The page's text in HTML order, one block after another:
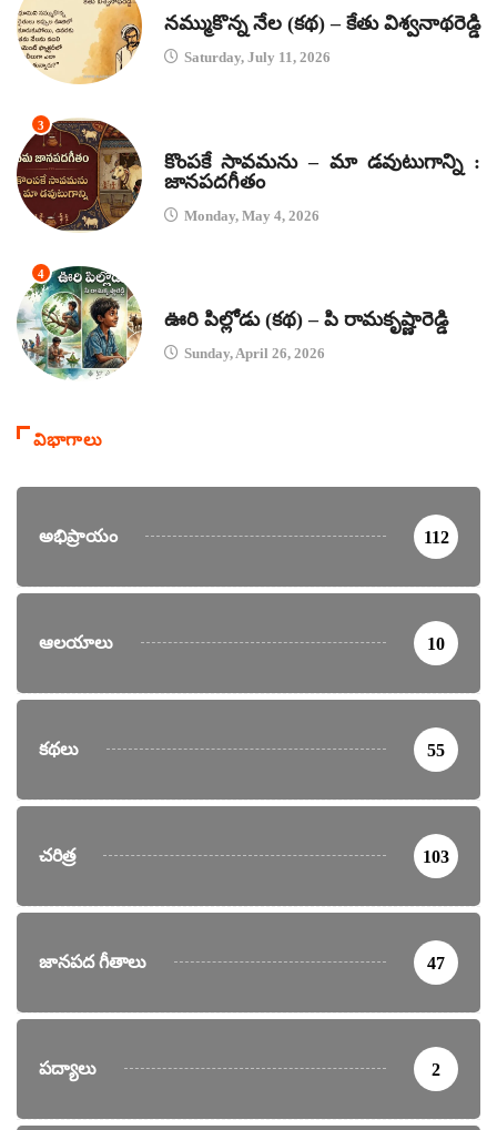
నమ్ముకొన్న నేల (కథ) – కేతు విశ్వనాథరెడ్డి
Saturday, July 11, 2026
3
కొంపకే సావమను – మా డవుటుగాన్ని :
జానపదగీతం
Monday, May 4, 2026
4
ఊరి పిల్లోడు (కథ) – పి రామకృష్ణారెడ్డి
Sunday, April 26, 2026
విభాగాలు
అభిప్రాయం 112
ఆలయాలు 10
కథలు 55
చరిత్ర 103
జానపద గీతాలు 47
పద్యాలు 2